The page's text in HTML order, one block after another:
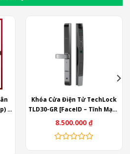
Khóa Cửa Điện Tử TechLock
– Vân tay – Thẻ từ – Mã Số –
APP] Nhôm Xingfa
8.500.000 ₫